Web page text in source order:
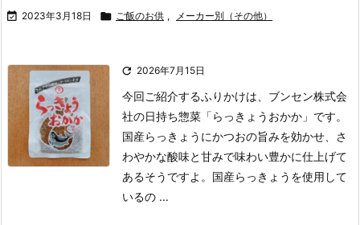
 2023年3月18日  ご飯のお供 , メーカー別（その他）
 2026年7月15日
今回ご紹介するふりかけは、ブンセン株式会
社の日持ち惣菜「らっきょうおかか」です。
国産らっきょうにかつおの旨みを効かせ、さ
わやかな酸味と甘みで味わい豊かに仕上げて
あるそうですよ。 国産らっきょうを使用して
いるの ...